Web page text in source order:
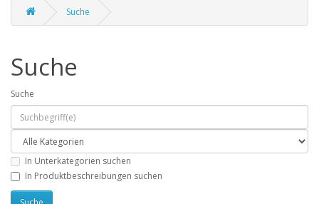
Suche
Suche
Suche
In Unterkategorien suchen
In Produktbeschreibungen suchen